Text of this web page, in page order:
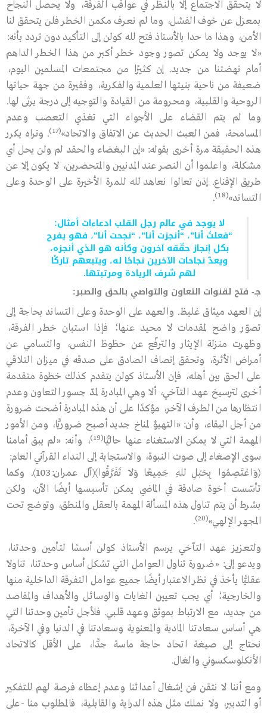
لا يتحقق الاجتماع إلا بالنظر في عواقب الفرقة، ولا يحصل النجاح
بمعزل عن خوف الفشل، وما لم نعرف مكمن الخطر فلن يتحقق لنا
الأمن، وهذا ما حدا بالأستاذ فتح ﷲ كولن إلى التأكيد دون تردد بأنه:
«لا يوجد ولا يمكن تصور وجود خطر أكبر من هذا الخطر الداهم
أمام نهضتنا من جديد. إن كثيرًا من مجتمعات المسلمين اليوم،
ضعيفة من ناحية بنيتها العلمية والفكرية، وفقيرة من جهة حياتها
الروحية والقلبية، ومحرومة من القيادة والتوجيه إلى درجة يرثى لها.
وما لم يتم القضاء على الأجواء التي تغذي التعصب وعدم
المسامحة، فمن العبث الحديث عن الاتفاق والاتحاد»(17)
. وتراه يكرر
هذه الحقيقة مرة أخرى بقوله: «إن البغضاء والحقد لم ولن يحل أي
مشكلة، واعلموا أن النصر عند المدنيين والمتحضرين، لا يكون إلا عن
طريق الإقناع. إذن تعالوا نعاهد ﷲ للمرة الأخيرة على الوحدة وعلى
التساند»(18)
.
لا يوجد في عالم رجل القلب ادعاءات أمثال:
“فعلتُ أنا”، “أنجزت أنا”، “نجحت أنا”، فهو يفرح
بكل إنجاز حقّقه آخرون وكأنه هو الذي أنجزه،
ويعدّ نجاحات الآخرين نجاحًا له، ويتبعهم تاركًا
لهم شرف الريادة ومرتبتها.
جـ- فتح لقنوات التعاون والتواصي بالحق والصبر:
إن العهد ميثاق غليظ. والعهد على الوحدة وعلى التساند بحاجة إلى
تصوّر واضح لمقدمات لا محيد عنها؛ فإذا استبان خطر الفرقة،
وظهرت منزلة الإيثار والترفّع عن حظوظ النفس، والتسامي عن
أمراض الأثرة، وتحقق إنصاف الصادق على صدقه في ميزان التلاقي
على الحق بين أهله، فإن الأستاذ كولن يتقدم كذلك خطوة متقدمة
أخرى لترسيخ عهد التآخي، ألا وهي المبادرة لمدّ جسور التعاون وعدم
انتظارها من الطرف الآخر، مؤكدًا على أن هذه المبادرة أضحت ضرورة
من أجل البقاء، وأن: «التهيؤ لمناخ جديد أصبح ضروريًّا، ومن الأمور
المهمة التي لا يمكن الاستغناء عنها حاليًّا(19)
، وأنه: «لم يبق أمامنا
سوى الإصغاء إلى صوت النبوة، والاستجابة إلى النداء القرآني العام:
﴿وَاعْتَصِمُوا بِحَبْلِ ﷲِ جَمِيعًا وَلاَ تَفَرَّقُوا﴾(آل عمران:103)
. وكما
تأسّست أخوة صادقة في الماضي يمكن تأسيسها أيضًا الآن، ولكن
بشرط أن يتم تناول هذه المسألة المهمة بالعقل والمنطق، وتوضع تحت
المجهر الإلهي»(20)
.
ولتعزيز عهد التآخي يرسم الأستاذ كولن أسسًا لتأمين وحدتنا،
ويدعو إلى: «ضرورة تناول العوامل التي تشكل أساس وحدتنا، تناولاً
عقليًّا يأخذ في نظر الاعتبار أيضًا جميع عوامل التفرقة الداخلية منها
والخارجية؛ أي يجب تعيين الغايات والوسائل والأهداف والمقاصد
من جديد، مع الارتباط بموثق وعهد قلبي. فلأجل تأمين وحدتنا التي
هي أساس سعادتنا المادية والمعنوية وسعادتنا في الدنيا وفي الآخرة،
نحتاج إلى صيغة اتحاد حاجة ماسة جدًّا، على الأقل كالاتحاد
الأنكلوسكسوني والغال.
ومع أننا لا نتقن فن إشغال أعدائنا وعدم إعطاء فرصة لهم للتفكير
أو التدبير، ولا نملك مثل هذه الدراية والقابلية، فالمطلوب منا -على